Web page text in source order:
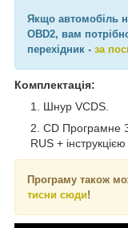
Якщо автомобіль
OBD2, вам
перехідник - за
Комплектація:
Шнур VCDS.
CD Програмне
RUS +
Програму також
тисни сюди!